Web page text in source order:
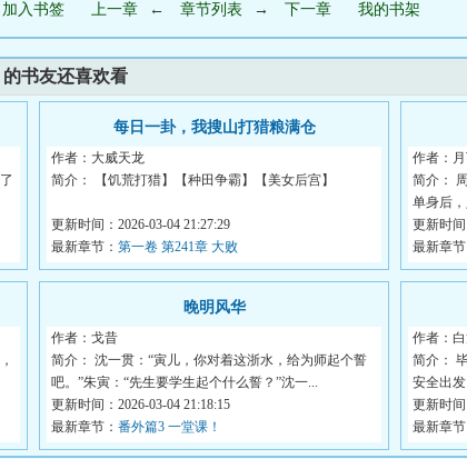
加入书签 上一章 ← 章节列表 → 下一章 我的书架
书友还喜欢看
每日一卦，我搜山打猎粮满仓
作者：大威天龙
简介： 【饥荒打猎】【种田争霸】【美女后宫】
穿越王朝末年，正值饥...
更新时间：2026-03-04 21:27:29
最新章节： 第一卷 第241章 大败
作者：
简介：
单身后，
更新时间
最新章节
晚明风华
作者：戈昔
简介： 沈一贯：“寅儿，你对着这浙水，给为师起个誓
吧。”朱寅：“先生要学生起个什么誓？”沈一...
更新时间：2026-03-04 21:18:15
最新章节： 番外篇3 一堂课！
作者：
简介：
安全出
更新时间
最新章节